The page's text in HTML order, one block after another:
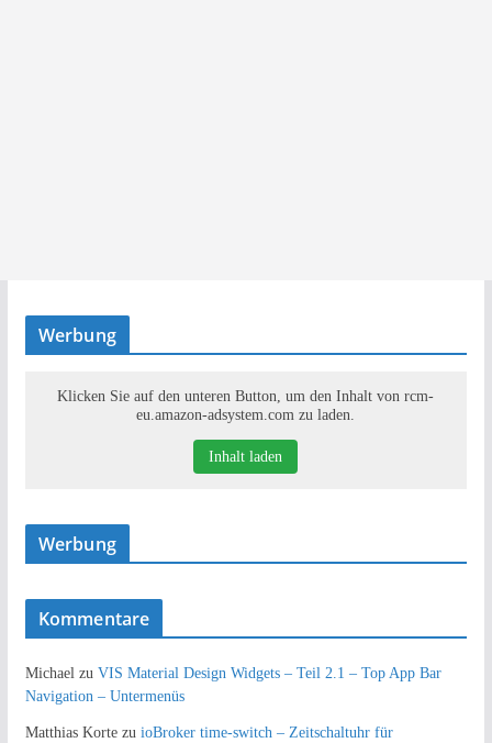
Werbung
Klicken Sie auf den unteren Button, um den Inhalt von rcm-
eu.amazon-adsystem.com zu laden.
Inhalt laden
Werbung
Kommentare
Michaelzu VIS Material Design Widgets – Teil 2.1 – Top App Bar
Navigation – Untermenüs
Matthias Kortezu ioBroker time-switch – Zeitschaltuhr für